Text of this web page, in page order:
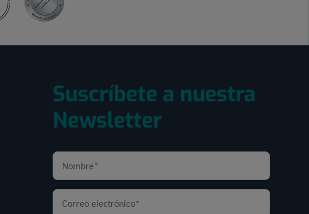
Suscríbete a nuestra
Newsletter